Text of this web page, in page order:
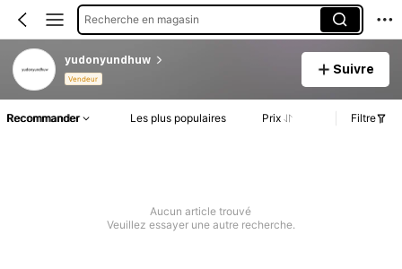
Recherche en magasin
yudonyundhuw
Vendeur
Suivre
Recommander Les plus populaires Prix Filtre
Aucun article trouvé
Veuillez essayer une autre recherche.